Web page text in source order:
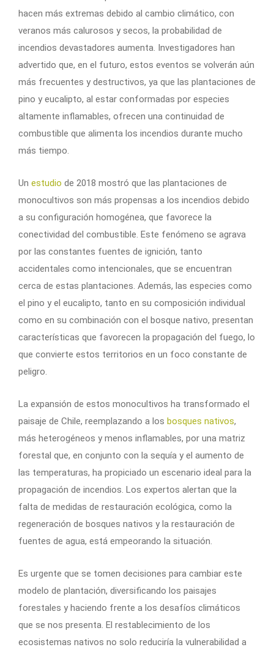
hacen más extremas debido al cambio climático, con
veranos más calurosos y secos, la probabilidad de
incendios devastadores aumenta. Investigadores han
advertido que, en el futuro, estos eventos se volverán aún
más frecuentes y destructivos, ya que las plantaciones de
pino y eucalipto, al estar conformadas por especies
altamente inflamables, ofrecen una continuidad de
combustible que alimenta los incendios durante mucho
más tiempo.
Un estudio de 2018 mostró que las plantaciones de
monocultivos son más propensas a los incendios debido
a su configuración homogénea, que favorece la
conectividad del combustible. Este fenómeno se agrava
por las constantes fuentes de ignición, tanto
accidentales como intencionales, que se encuentran
cerca de estas plantaciones. Además, las especies como
el pino y el eucalipto, tanto en su composición individual
como en su combinación con el bosque nativo, presentan
características que favorecen la propagación del fuego, lo
que convierte estos territorios en un foco constante de
peligro.
La expansión de estos monocultivos ha transformado el
paisaje de Chile, reemplazando a los bosques nativos,
más heterogéneos y menos inflamables, por una matriz
forestal que, en conjunto con la sequía y el aumento de
las temperaturas, ha propiciado un escenario ideal para la
propagación de incendios. Los expertos alertan que la
falta de medidas de restauración ecológica, como la
regeneración de bosques nativos y la restauración de
fuentes de agua, está empeorando la situación.
Es urgente que se tomen decisiones para cambiar este
modelo de plantación, diversificando los paisajes
forestales y haciendo frente a los desafíos climáticos
que se nos presenta. El restablecimiento de los
ecosistemas nativos no solo reduciría la vulnerabilidad a